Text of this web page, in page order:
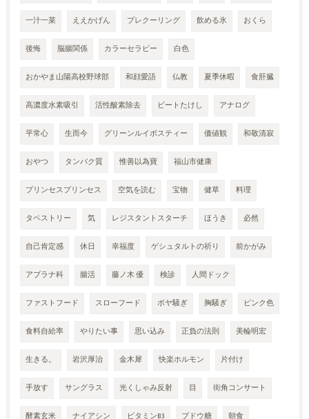
一汁一菜 ええかげん プレクーリング 飲める氷 おくら
後悔 脳腸関係 カラーセラピー 白色
おかやま山陽高校野球部 和顔愛語 仏教 夏季休暇 食肝臓
高濃度水素吸引 活性酸素除去 ビートたけし アナログ
平常心 生而今 グリーンルイボスティー 価値観 和敬清寂
おやつ タンパク質 惟善以為寶 福山市健康
プリンセスプリンセス 空気を読む 宝物 健草 料理
タペストリー 気 レジスタントスターチ ほうき 必然
自己肯定感 休日 幸福度 ゲシュタルトの祈り 前かがみ
アブラナ科 腸活 藤ノ木 優 検診 人間ドック
ファストフード スローフード ボヤ騒ぎ 胸騒ぎ ピンク色
食料自給率 やりたい事 思い込み 正負の法則 美輪明宏
生きる。 岩沢厚治 金木犀 快楽ホルモン 片付け
手放す サングラス 光くしゃみ反射 目 街角コンサート
酵素玄米 ナイアシン ビタミンB3 ブドウ糖 朝食